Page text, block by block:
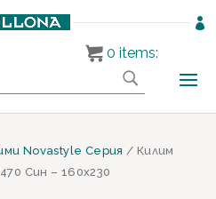

Novastyle Серия / Килим
Син – 160х230
0 items: